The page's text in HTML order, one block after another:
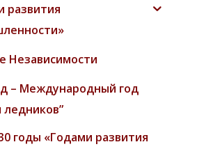
развития
Независимости
– Международный год
годы «Годами развития